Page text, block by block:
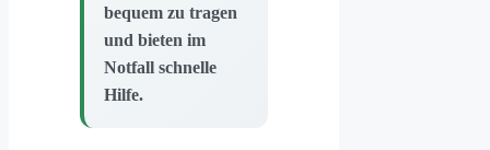
bequem zu tragen
und bieten im
Notfall schnelle
Hilfe.